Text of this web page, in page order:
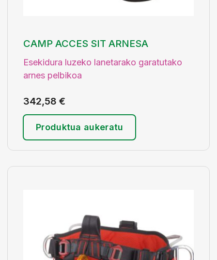
CAMP ACCES SIT ARNESA
Esekidura luzeko lanetarako garatutako
arnes pelbikoa
342,58 €
Produktua aukeratu